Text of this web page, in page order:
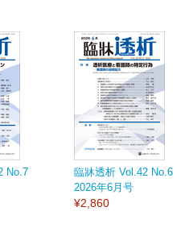
No.7
臨牀透析 Vol.42 No.6
2026年6月号
¥2,860